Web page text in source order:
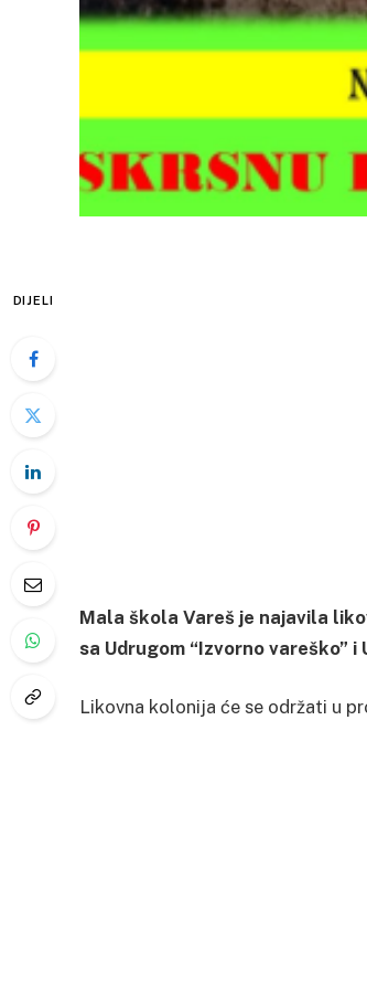
DIJELI
Mala škola Vareš je najavila
sa Udrugom “Izvorno vareško” i
Likovna kolonija će se održati u